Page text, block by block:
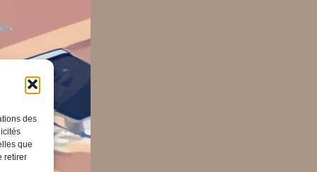
des
que
retirer